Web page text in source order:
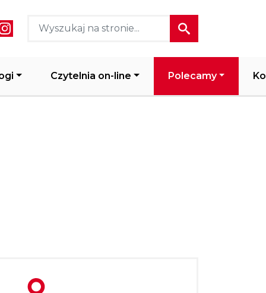
media header
Czytelnia on-line Polecamy